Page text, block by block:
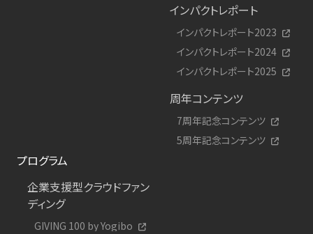
インパクトレポート
インパクトレポート2023
インパクトレポート2024
インパクトレポート2025
周年コンテンツ
7周年記念コンテンツ
5周年記念コンテンツ
プログラム
企業支援型クラウドファン
ディング
GIVING 100 by Yogibo